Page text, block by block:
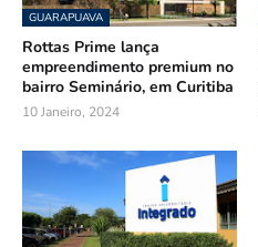
GUARAPUAVA
Rottas Prime lança
empreendimento premium no
bairro Seminário, em Curitiba
10 Janeiro, 2024